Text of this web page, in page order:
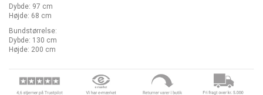
Dybde: 97 cm
Højde: 68 cm
Bundstørrelse:
Dybde: 130 cm
Højde: 200 cm